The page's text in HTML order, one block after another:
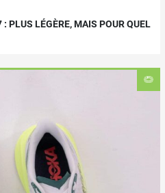
PLUS LÉGÈRE, MAIS POUR QUEL